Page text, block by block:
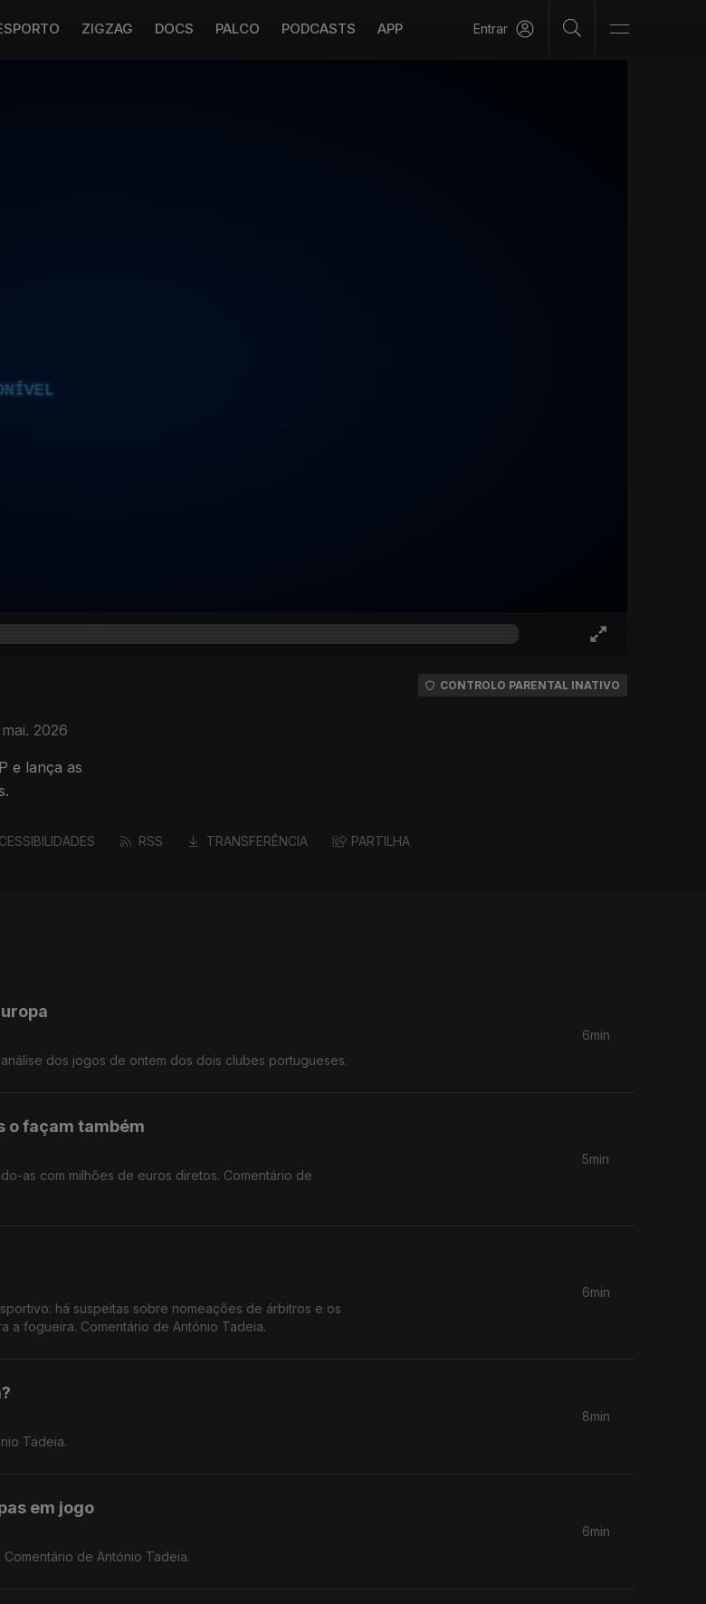
ZIGZAG DOCS PALCO PODCASTS APP Entrar
mai. 2026
e lança as
CONTROLO PARENTAL INATIVO
RSS TRANSFERÊNCIA PARTILHA
dos jogos de ontem dos dois clubes portugueses.
6min
o façam também
as com milhões de euros diretos. Comentário de
5min
há suspeitas sobre nomeações de árbitros e os
a fogueira. Comentário de António Tadeia.
6min
Tadeia.
8min
em jogo
de António Tadeia.
6min